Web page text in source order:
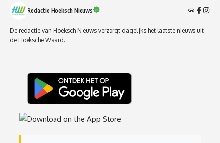
Redactie Hoeksch Nieuws
De redactie van Hoeksch Nieuws verzorgt dagelijks het laatste nieuws uit
de Hoeksche Waard.